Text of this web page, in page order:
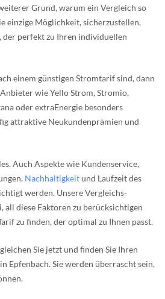
Grund, warum ein Vergleich so
einzige Möglichkeit, sicherzustellen,
der perfekt zu Ihren individuellen
einem günstigen Stromtarif sind, dann
wie Yello Strom, Stromio,
oder extraEnergie besonders
attraktive Neukundenprämien und
Auch Aspekte wie Kundenservice,
Nachhaltigkeitund Laufzeit des
werden. Unsere Vergleichs-
all diese Faktoren zu berücksichtigen
zu finden, der optimal zu Ihnen passt.
Sie jetzt und finden Sie Ihren
Epfenbach. Sie werden überrascht sein,